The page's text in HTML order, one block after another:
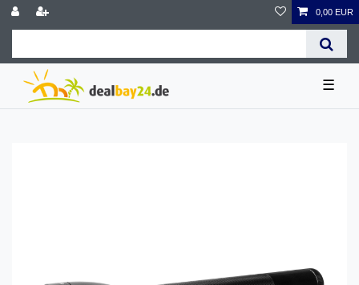
0,00 EUR
☰